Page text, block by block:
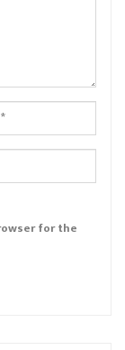
for the